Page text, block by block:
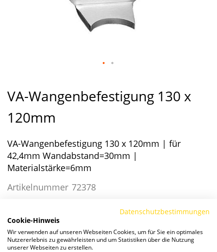
der
Bildergalerie
springen
VA-Wangenbefestigung 130 x
120mm
VA-Wangenbefestigung 130 x 120mm | für
42,4mm Wandabstand=30mm |
Materialstärke=6mm
Artikelnummer 72378
Die Preise verstehen sich zzgl. ges. MwSt. undVersandkosten.
Verfügbarkeit:
Datenschutzbestimmungen
Cookie-Hinweis
Wir verwenden auf unseren Webseiten Cookies, um für Sie ein optimales
Nutzererlebnis zu gewährleisten und um Statistiken über die Nutzung
unserer Webseiten zu erstellen.